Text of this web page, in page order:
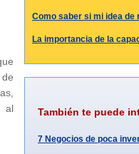
al
Como saber si mi idea de
La importancia de la
También te puede
7 Negocios de poca